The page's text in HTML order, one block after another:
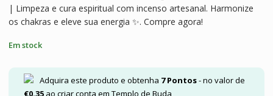
| Limpeza e cura espiritual com incenso artesanal. Harmonize
os chakras e eleve sua energia ✨. Compre agora!
Em stock
Adquira este produto e obtenha 7Pontos- no valor de
€0.35 ao criar conta em Templo de Buda